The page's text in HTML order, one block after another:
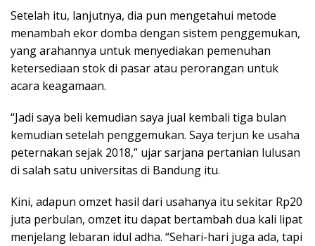
Setelah itu, lanjutnya, dia pun mengetahui metode
menambah ekor domba dengan sistem penggemukan,
yang arahannya untuk menyediakan pemenuhan
ketersediaan stok di pasar atau perorangan untuk
acara keagamaan.
“Jadi saya beli kemudian saya jual kembali tiga bulan
kemudian setelah penggemukan. Saya terjun ke usaha
peternakan sejak 2018,” ujar sarjana pertanian lulusan
di salah satu universitas di Bandung itu.
Kini, adapun omzet hasil dari usahanya itu sekitar Rp20
juta perbulan, omzet itu dapat bertambah dua kali lipat
menjelang lebaran idul adha. “Sehari-hari juga ada, tapi